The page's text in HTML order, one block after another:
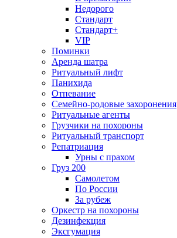
Недорого
Стандарт
Стандарт+
VIP
Поминки
Аренда шатра
Ритуальный лифт
Панихида
Отпевание
Семейно-родовые захоронения
Ритуальные агенты
Грузчики на похороны
Ритуальный транспорт
Репатриация
Урны с прахом
Груз 200
Самолетом
По России
За рубеж
Оркестр на похороны
Дезинфекция
Эксгумация